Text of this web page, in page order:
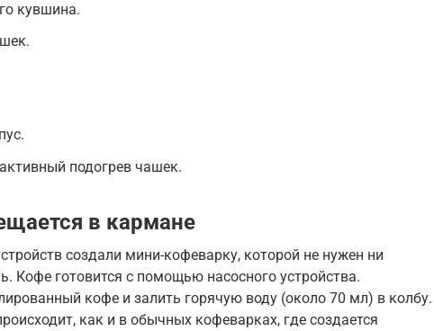
кувшина.
подогрев чашек.
в кармане
создали мини-кофеварку, которой не нужен ни
Кофе готовится с помощью насосного устройства.
кофе и залить горячую воду (около 70 мл) в колбу.
как и в обычных кофеварках, где создается